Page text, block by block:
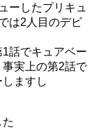
ーしたプリキュ
は2人目のデビ
話でキュアベー
実上の第2話で
ますし